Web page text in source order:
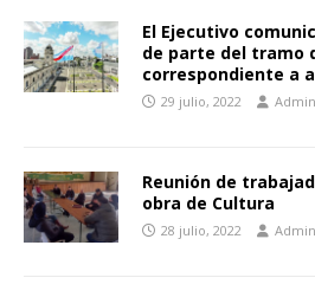
El Ejecutivo
de parte del tramo
correspondiente a
29 julio, 2022
Reunión de
obra de Cultura
28 julio, 2022